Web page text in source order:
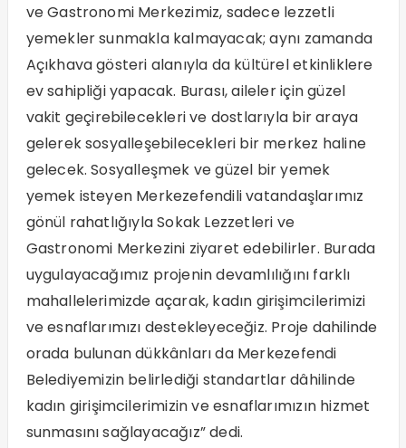
ve Gastronomi Merkezimiz, sadece lezzetli
yemekler sunmakla kalmayacak; aynı zamanda
Açıkhava gösteri alanıyla da kültürel etkinliklere
ev sahipliği yapacak. Burası, aileler için güzel
vakit geçirebilecekleri ve dostlarıyla bir araya
gelerek sosyalleşebilecekleri bir merkez haline
gelecek. Sosyalleşmek ve güzel bir yemek
yemek isteyen Merkezefendili vatandaşlarımız
gönül rahatlığıyla Sokak Lezzetleri ve
Gastronomi Merkezini ziyaret edebilirler. Burada
uygulayacağımız projenin devamlılığını farklı
mahallelerimizde açarak, kadın girişimcilerimizi
ve esnaflarımızı destekleyeceğiz. Proje dahilinde
orada bulunan dükkânları da Merkezefendi
Belediyemizin belirlediği standartlar dâhilinde
kadın girişimcilerimizin ve esnaflarımızın hizmet
sunmasını sağlayacağız” dedi.